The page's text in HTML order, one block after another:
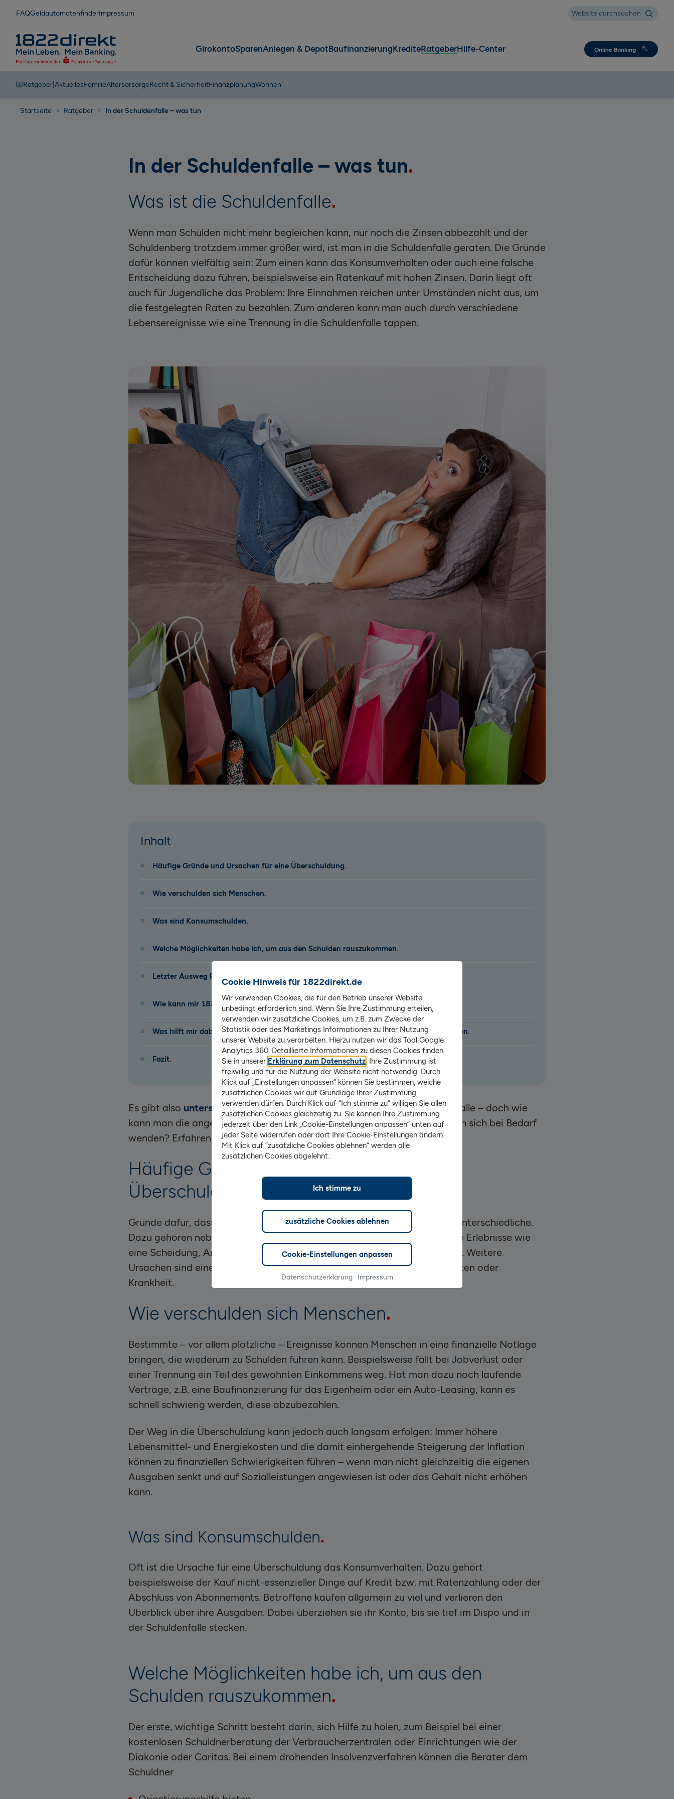
Cookie Hinweis für 1822direkt.de
Wir verwenden Cookies, die für den Betrieb unserer Website
unbedingt erforderlich sind. Wenn Sie Ihre Zustimmung erteilen,
verwenden wir zusätzliche Cookies, um z.B. zum Zwecke der
Statistik oder des Marketings Informationen zu Ihrer Nutzung
unserer Website zu verarbeiten. Hierzu nutzen wir das Tool Google
Analytics 360. Detaillierte Informationen zu diesen Cookies finden
Sie in unserer Erklärung zum Datenschutz . Ihre Zustimmung ist
freiwillig und für die Nutzung der Website nicht notwendig. Durch
Klick auf „Einstellungen anpassen“ können Sie bestimmen, welche
zusätzlichen Cookies wir auf Grundlage Ihrer Zustimmung
verwenden dürfen. Durch Klick auf “Ich stimme zu“ willigen Sie allen
zusätzlichen Cookies gleichzeitig zu. Sie können Ihre Zustimmung
jederzeit über den Link „Cookie-Einstellungen anpassen“ unten auf
jeder Seite widerrufen oder dort Ihre Cookie-Einstellungen ändern.
Mit Klick auf “zusätzliche Cookies ablehnen“ werden alle
zusätzlichen Cookies abgelehnt.
Ich stimme zu
zusätzliche Cookies ablehnen
Cookie-Einstellungen anpassen
Datenschutzerklärung Impressum
FAQGeldautomatenfinderImpressum Website durchsuchen
GirokontoSparenAnlegen & DepotBaufinanzierungKrediteRatgeberHilfe-Center Online Banking
Ratgeber AktuellesFamilieAltersorsorgeRecht & SicherheitFinanzplanungWohnen
Startseite Ratgeber In der Schuldenfalle – was tun
In der Schuldenfalle – was tun
Was ist die Schuldenfalle
Wenn man Schulden nicht mehr begleichen kann, nur noch die Zinsen abbezahlt und der
Schuldenberg trotzdem immer größer wird, ist man in die Schuldenfalle geraten. Die Gründe
dafür können vielfältig sein: Zum einen kann das Konsumverhalten oder auch eine falsche
Entscheidung dazu führen, beispielsweise ein Ratenkauf mit hohen Zinsen. Darin liegt oft
auch für Jugendliche das Problem: Ihre Einnahmen reichen unter Umständen nicht aus, um
die festgelegten Raten zu bezahlen. Zum anderen kann man auch durch verschiedene
Lebensereignisse wie eine Trennung in die Schuldenfalle tappen.
Inhalt
Häufige Gründe und Ursachen für eine Überschuldung
Wie verschulden sich Menschen
Was sind Konsumschulden
Welche Möglichkeiten habe ich, um aus den Schulden rauszukommen
Letzter Ausweg Privatinsolvenz
Wie kann mir 1822direkt helfen
Was hilft mir dabei, gar nicht erst oder nicht erneut in eine derartige Situation zu geraten
Fazit
Es gibt also unterschiedliche Gründefür das Abrutschen in die Schuldenfalle – doch wie
kann man die angehäuften Schulden wieder loswerden? An wen kann man sich bei Bedarf
wenden? Erfahren Sie im Folgenden mehr.
Häufige Gründe und Ursachen für eine
Überschuldung
Gründe dafür, dass Menschen in die Schuldenfalle geraten, gibt es ganz unterschiedliche.
Dazu gehören neben dem eigenen Konsumverhalten auch einschneidende Erlebnisse wie
eine Scheidung, Arbeitslosigkeit oder eine gescheiterte Selbstständigkeit. Weitere
Ursachen sind eine unwirtschaftliche Haushaltsführung, höhere Wohnkosten oder
Krankheit.
Wie verschulden sich Menschen
Bestimmte – vor allem plötzliche – Ereignisse können Menschen in eine finanzielle Notlage
bringen, die wiederum zu Schulden führen kann. Beispielsweise fällt bei Jobverlust oder
einer Trennung ein Teil des gewohnten Einkommens weg. Hat man dazu noch laufende
Verträge, z.B. eine Baufinanzierung für das Eigenheim oder ein Auto-Leasing, kann es
schnell schwierig werden, diese abzubezahlen.
Der Weg in die Überschuldung kann jedoch auch langsam erfolgen: Immer höhere
Lebensmittel- und Energiekosten und die damit einhergehende Steigerung der Inflation
können zu finanziellen Schwierigkeiten führen – wenn man nicht gleichzeitig die eigenen
Ausgaben senkt und auf Sozialleistungen angewiesen ist oder das Gehalt nicht erhöhen
kann.
Was sind Konsumschulden
Oft ist die Ursache für eine Überschuldung das Konsumverhalten. Dazu gehört
beispielsweise der Kauf nicht-essenzieller Dinge auf Kredit bzw. mit Ratenzahlung oder der
Abschluss von Abonnements. Betroffene kaufen allgemein zu viel und verlieren den
Überblick über ihre Ausgaben. Dabei überziehen sie ihr Konto, bis sie tief im Dispo und in
der Schuldenfalle stecken.
Welche Möglichkeiten habe ich, um aus den
Schulden rauszukommen
Der erste, wichtige Schritt besteht darin, sich Hilfe zu holen, zum Beispiel bei einer
kostenlosen Schuldnerberatung der Verbraucherzentralen oder Einrichtungen wie der
Diakonie oder Caritas. Bei einem drohenden Insolvenzverfahren können die Berater dem
Schuldner